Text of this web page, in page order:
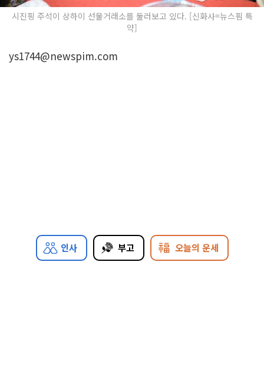
시진핑 주석이 상하이 선물거래소를 둘러보고 있다. [신화사=뉴스핌 특
약]
ys1744@newspim.com
인사 부고 오늘의 운세